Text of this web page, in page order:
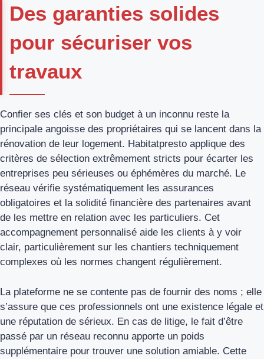
Des garanties solides
pour sécuriser vos
travaux
Confier ses clés et son budget à un inconnu reste la
principale angoisse des propriétaires qui se lancent dans la
rénovation de leur logement. Habitatpresto applique des
critères de sélection extrêmement stricts pour écarter les
entreprises peu sérieuses ou éphémères du marché. Le
réseau vérifie systématiquement les assurances
obligatoires et la solidité financière des partenaires avant
de les mettre en relation avec les particuliers. Cet
accompagnement personnalisé aide les clients à y voir
clair, particulièrement sur les chantiers techniquement
complexes où les normes changent régulièrement.
La plateforme ne se contente pas de fournir des noms ; elle
s’assure que ces professionnels ont une existence légale et
une réputation de sérieux. En cas de litige, le fait d’être
passé par un réseau reconnu apporte un poids
supplémentaire pour trouver une solution amiable. Cette